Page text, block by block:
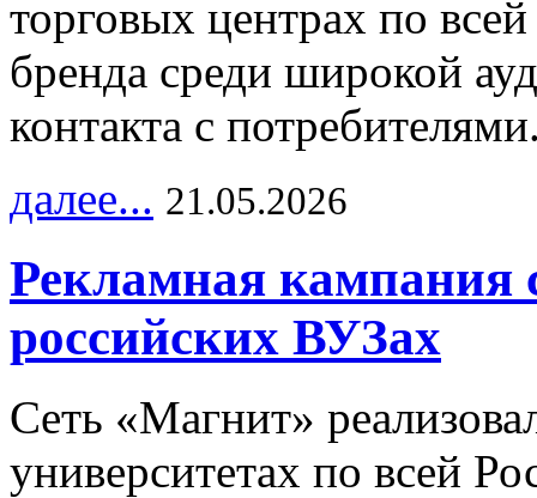
торговых центрах по
бренда среди широкой
контакта с
далее... 21.05.2026
Рекламная кампания
российских ВУЗах
Сеть «Магнит»
университетах по всей